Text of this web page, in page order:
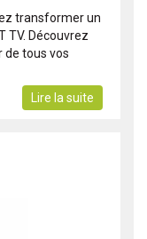
transformer un
TV. Découvrez
de tous vos
Lire la suite